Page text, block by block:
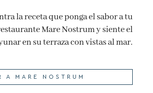
la receta que ponga el sabor a tu
Mare Nostrum y siente el
en su terraza con vistas al mar.
A MARE NOSTRUM